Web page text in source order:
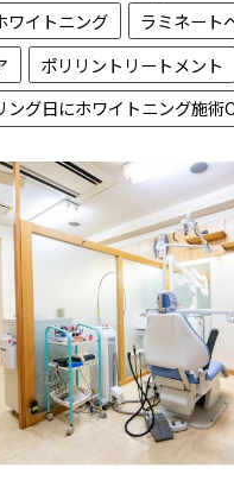
ワイトニング
ラミネート
ポリリントリートメント
ング日にホワイトニング施術